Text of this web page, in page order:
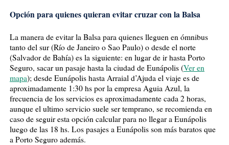
Opción para quienes quieran evitar cruzar con la Balsa
La manera de evitar la Balsa para quienes lleguen en ómnibus
tanto del sur (Río de Janeiro o Sao Paulo) o desde el norte
(Salvador de Bahía) es la siguiente: en lugar de ir hasta Porto
Seguro, sacar un pasaje hasta la ciudad de Eunápolis (Ver en
mapa); desde Eunápolis hasta Arraial d’Ajuda el viaje es de
aproximadamente 1:30 hs por la empresa Aguia Azul, la
frecuencia de los servicios es aproximadamente cada 2 horas,
aunque el ultimo servicio suele ser temprano, se recomienda en
caso de seguir esta opción calcular para no llegar a Eunápolis
luego de las 18 hs. Los pasajes a Eunápolis son más baratos que
a Porto Seguro además.